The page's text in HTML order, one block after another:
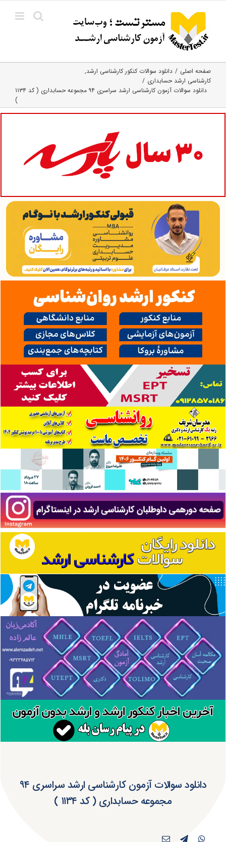
content
صفحه اصلی
دانلود سوالات کنکور کارشناسی ارشد
کارشناسی ارشد حسابداری
دانلود سوالات آزمون کارشناسی ارشد سراسری ۹۴ مجموعه حسابداری ( کد ۱۱۳۴
)
دانلود سوالات آزمون کارشناسی ارشد سراسری ۹۴
مجموعه حسابداری ( کد ۱۱۳۴ )